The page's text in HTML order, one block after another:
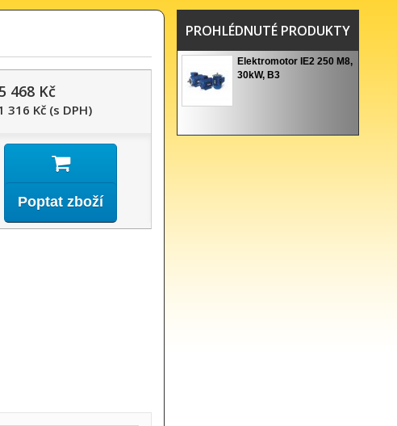
468 Kč
316 Kč (s DPH)
Poptat zboží
PROHLÉDNUTÉ PRODUKTY
Elektromotor IE2 250 M8,
30kW, B3